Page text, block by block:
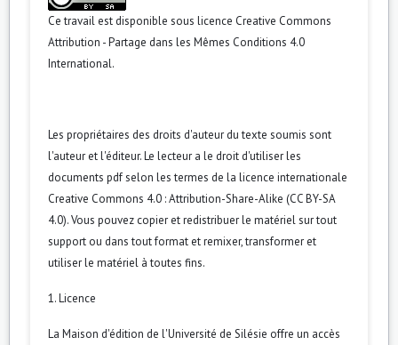
Ce travail est disponible sous licence Creative Commons
Attribution - Partage dans les Mêmes Conditions 4.0
International.
Les propriétaires des droits d'auteur du texte soumis sont
l'auteur et l'éditeur. Le lecteur a le droit d'utiliser les
documents pdf selon les termes de la licence internationale
Creative Commons 4.0 : Attribution-Share-Alike (CC BY-SA
4.0). Vous pouvez copier et redistribuer le matériel sur tout
support ou dans tout format et remixer, transformer et
utiliser le matériel à toutes fins.
1. Licence
La Maison d'édition de l'Université de Silésie offre un accès